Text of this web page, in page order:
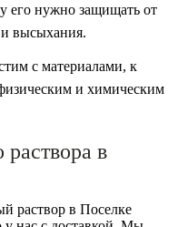
его нужно защищать от
и высыхания.
с материалами, к
и химическим
раствора в
раствор в Поселке